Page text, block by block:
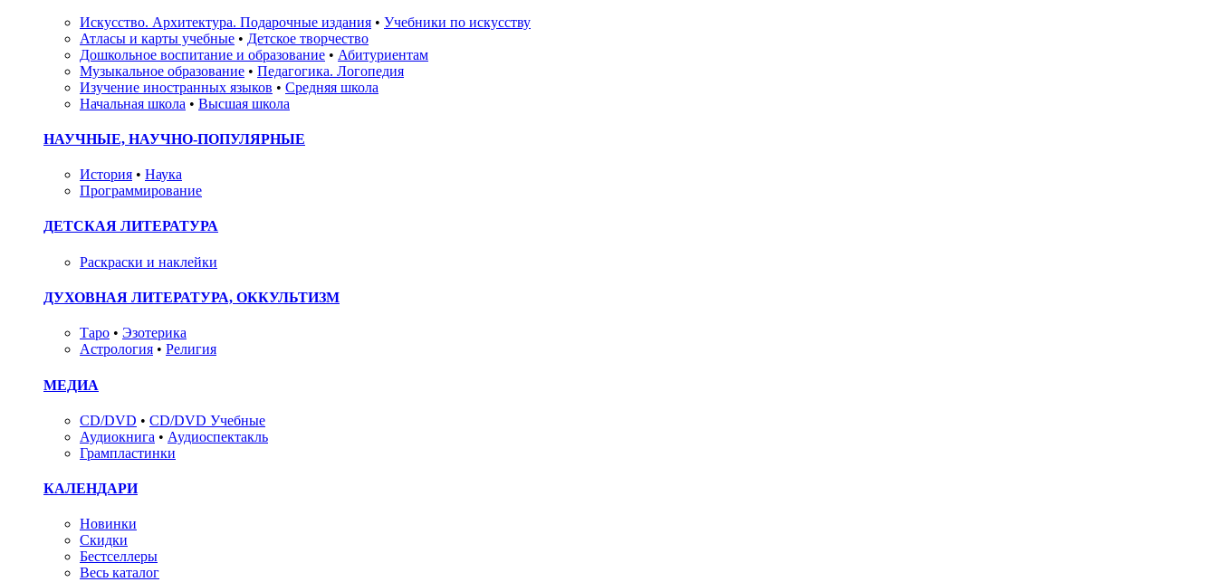
Искусство. Архитектура. Подарочные издания • Учебники по искусству
Атласы и карты учебные • Детское творчество
Дошкольное воспитание и образование • Абитуриентам
Музыкальное образование • Педагогика. Логопедия
Изучение иностранных языков • Средняя школа
Начальная школа • Высшая школа
НАУЧНЫЕ, НАУЧНО-ПОПУЛЯРНЫЕ
История • Наука
Программирование
ДЕТСКАЯ ЛИТЕРАТУРА
Раскраски и наклейки
ДУХОВНАЯ ЛИТЕРАТУРА, ОККУЛЬТИЗМ
Таро • Эзотерика
Астрология • Религия
МЕДИА
CD/DVD • CD/DVD Учебные
Аудиокнига • Аудиоспектакль
Грампластинки
КАЛЕНДАРИ
Новинки
Скидки
Бестселлеры
Весь каталог